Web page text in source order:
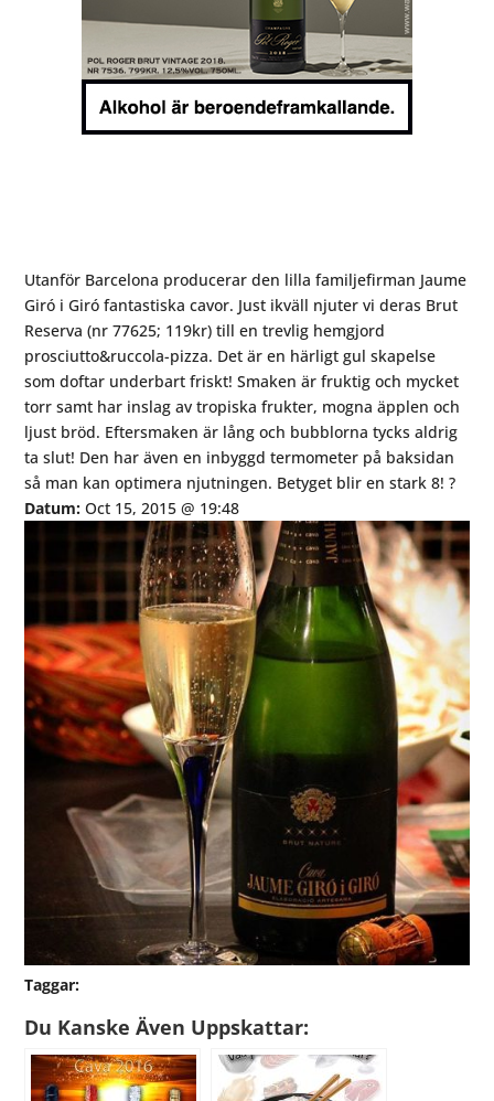
Utanför Barcelona producerar den lilla familjefirman Jaume
Giró i Giró fantastiska cavor. Just ikväll njuter vi deras Brut
Reserva (nr 77625; 119kr) till en trevlig hemgjord
prosciutto&ruccola-pizza. Det är en härligt gul skapelse
som doftar underbart friskt! Smaken är fruktig och mycket
torr samt har inslag av tropiska frukter, mogna äpplen och
ljust bröd. Eftersmaken är lång och bubblorna tycks aldrig
ta slut! Den har även en inbyggd termometer på baksidan
så man kan optimera njutningen. Betyget blir en stark 8! ?
Datum:Oct 15, 2015 @ 19:48
Taggar:
Du Kanske Även Uppskattar: